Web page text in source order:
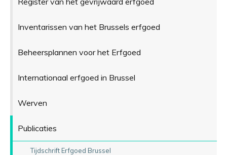
Inventarissen van het Brussels erfgoed
Beheersplannen voor het Erfgoed
Internationaal erfgoed in Brussel
Werven
Publicaties
Tijdschrift Erfgoed Brussel